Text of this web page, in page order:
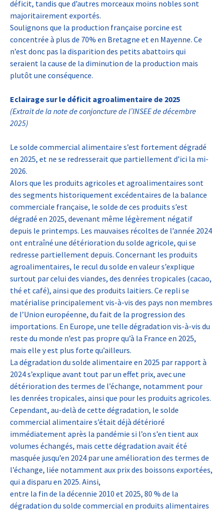
déficit, tandis que d’autres morceaux moins nobles sont
majoritairement exportés.
Soulignons que la production française porcine est
concentrée à plus de 70% en Bretagne et en Mayenne. Ce
n’est donc pas la disparition des petits abattoirs qui
seraient la cause de la diminution de la production mais
plutôt une conséquence.
Eclairage sur le déficit agroalimentaire de 2025
(Extrait de la note de conjoncture de l’INSEE de décembre
2025)
Le solde commercial alimentaire s’est fortement dégradé
en 2025, et ne se redresserait que partiellement d’ici la mi-
2026.
Alors que les produits agricoles et agroalimentaires sont
des segments historiquement excédentaires de la balance
commerciale française, le solde de ces produits s’est
dégradé en 2025, devenant même légèrement négatif
depuis le printemps. Les mauvaises récoltes de l’année 2024
ont entraîné une détérioration du solde agricole, qui se
redresse partiellement depuis. Concernant les produits
agroalimentaires, le recul du solde en valeur s’explique
surtout par celui des viandes, des denrées tropicales (cacao,
thé et café), ainsi que des produits laitiers. Ce repli se
matérialise principalement vis-à-vis des pays non membres
de l’Union européenne, du fait de la progression des
importations. En Europe, une telle dégradation vis-à-vis du
reste du monde n’est pas propre qu’à la France en 2025,
mais elle y est plus forte qu’ailleurs.
La dégradation du solde alimentaire en 2025 par rapport à
2024 s’explique avant tout par un effet prix, avec une
détérioration des termes de l’échange, notamment pour
les denrées tropicales, ainsi que pour les produits agricoles.
Cependant, au-delà de cette dégradation, le solde
commercial alimentaire s’était déjà détérioré
immédiatement après la pandémie si l’on s’en tient aux
volumes échangés, mais cette dégradation avait été
masquée jusqu’en 2024 par une amélioration des termes de
l’échange, liée notamment aux prix des boissons exportées,
qui a disparu en 2025. Ainsi,
entre la fin de la décennie 2010 et 2025, 80 % de la
dégradation du solde commercial en produits alimentaires